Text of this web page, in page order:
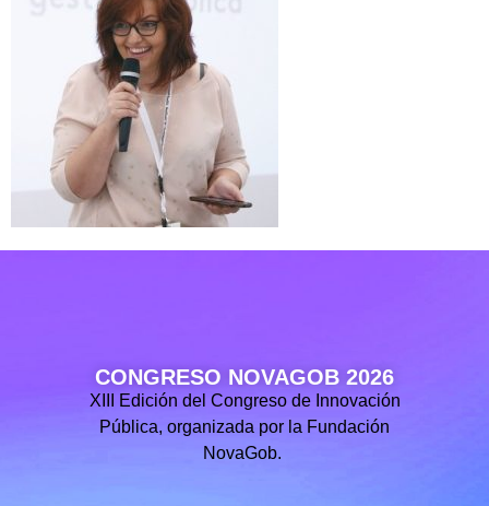
CONGRESO NOVAGOB 2026
XIII Edición del Congreso de Innovación
Pública, organizada por la Fundación
NovaGob.